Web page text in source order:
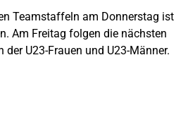
Teamstaffeln am Donnerstag ist
Am Freitag folgen die nächsten
der U23-Frauen und U23-Männer.